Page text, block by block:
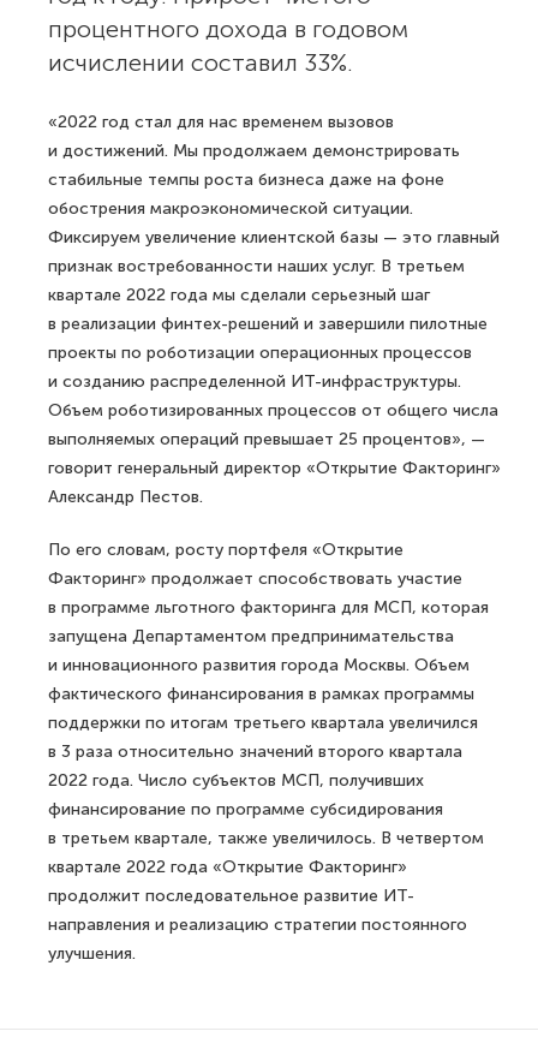
процентного дохода в годовом
исчислении составил 33%.
«2022 год стал для нас временем вызовов
и достижений. Мы продолжаем демонстрировать
стабильные темпы роста бизнеса даже на фоне
обострения макроэкономической ситуации.
Фиксируем увеличение клиентской базы — это главный
признак востребованности наших услуг. В третьем
квартале 2022 года мы сделали серьезный шаг
в реализации финтех-решений и завершили пилотные
проекты по роботизации операционных процессов
и созданию распределенной ИТ-инфраструктуры.
Объем роботизированных процессов от общего числа
выполняемых операций превышает 25 процентов», —
говорит генеральный директор «Открытие Факторинг»
Александр Пестов.
По его словам, росту портфеля «Открытие
Факторинг» продолжает способствовать участие
в программе льготного факторинга для МСП, которая
запущена Департаментом предпринимательства
и инновационного развития города Москвы. Объем
фактического финансирования в рамках программы
поддержки по итогам третьего квартала увеличился
в 3 раза относительно значений второго квартала
2022 года. Число субъектов МСП, получивших
финансирование по программе субсидирования
в третьем квартале, также увеличилось. В четвертом
квартале 2022 года «Открытие Факторинг»
продолжит последовательное развитие ИТ-
направления и реализацию стратегии постоянного
улучшения.